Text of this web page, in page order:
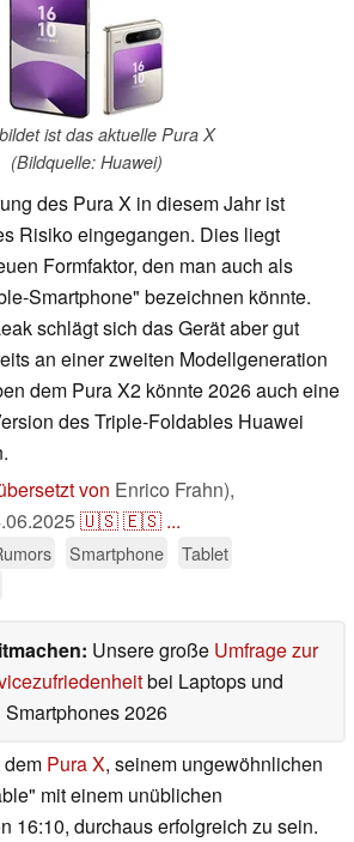
ist das aktuelle Pura X
(Bildquelle: Huawei)
des Pura X in diesem Jahr ist
Risiko eingegangen. Dies liegt
Formfaktor, den man auch als
Smartphone" bezeichnen könnte.
schlägt sich das Gerät aber gut
an einer zweiten Modellgeneration
dem Pura X2 könnte 2026 auch eine
des Triple-Foldables Huawei
von Enrico Frahn),
🇺🇸🇪🇸 ...
Smartphone
Tablet
Unsere große Umfrage zur
bei Laptops und
Smartphones 2026
Pura X, seinem ungewöhnlichen
mit einem unüblichen
16:10, durchaus erfolgreich zu sein.